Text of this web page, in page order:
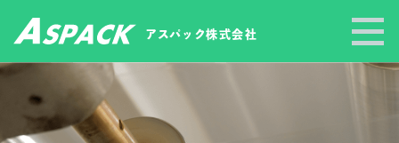
アスパック株式会社